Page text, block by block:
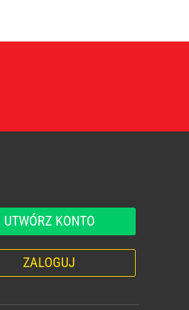
UTWÓRZ KONTO
ZALOGUJ